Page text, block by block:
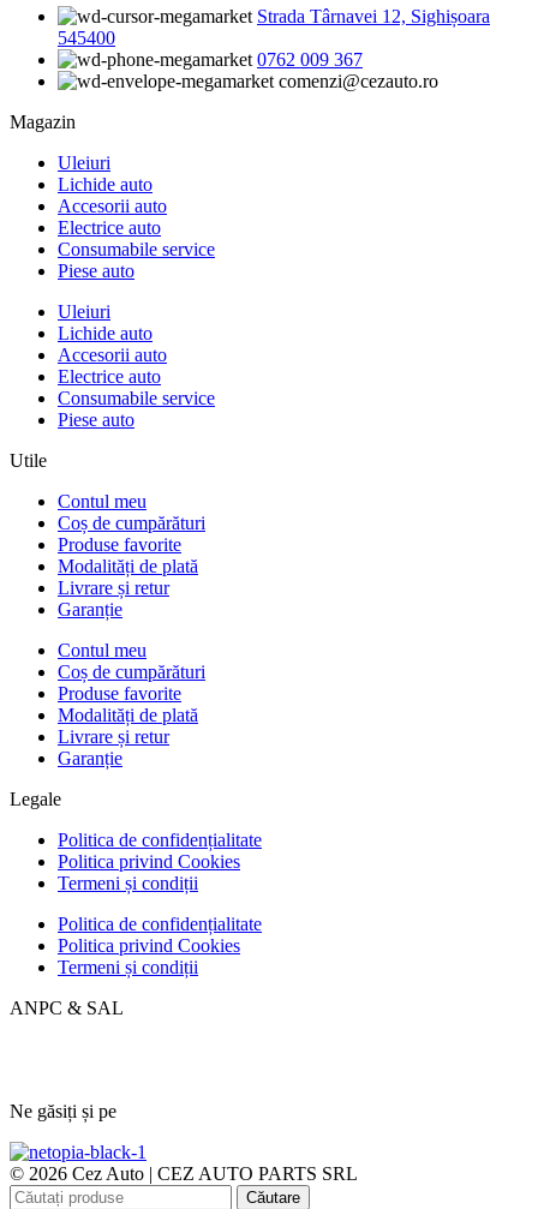
Strada Târnavei 12, Sighișoara
545400
0762 009 367
comenzi@cezauto.ro
Magazin
Uleiuri
Lichide auto
Accesorii auto
Electrice auto
Consumabile service
Piese auto
Uleiuri
Lichide auto
Accesorii auto
Electrice auto
Consumabile service
Piese auto
Utile
Contul meu
Coș de cumpărături
Produse favorite
Modalități de plată
Livrare și retur
Garanție
Contul meu
Coș de cumpărături
Produse favorite
Modalități de plată
Livrare și retur
Garanție
Legale
Politica de confidențialitate
Politica privind Cookies
Termeni și condiții
Politica de confidențialitate
Politica privind Cookies
Termeni și condiții
ANPC & SAL
Ne găsiți și pe
© 2026 Cez Auto | CEZ AUTO PARTS SRL
Căutare